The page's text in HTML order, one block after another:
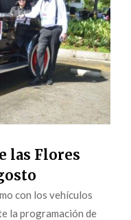
las Flores
con los vehículos
la programación de